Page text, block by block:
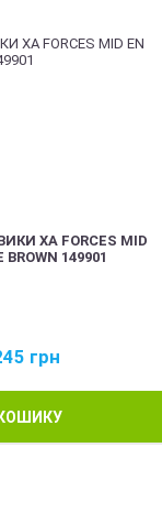
XA FORCES MID
BROWN 149901
грн